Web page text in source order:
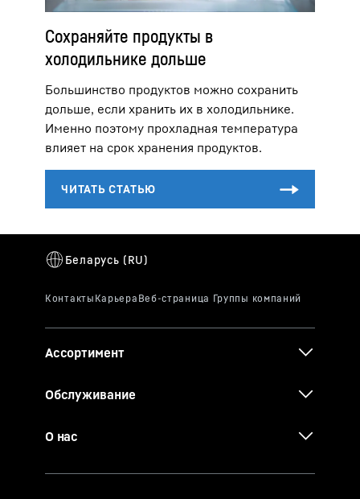
Сохраняйте продукты в
холодильнике дольше
Большинство продуктов можно сохранить
дольше, если хранить их в холодильнике.
Именно поэтому прохладная температура
влияет на срок хранения продуктов.
Ассортимент
Обслуживание
О нас